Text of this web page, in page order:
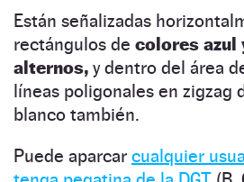
Están señalizadas
rectángulos de colores azul
alternos, y dentro del área
líneas poligonales en zigzag
blanco también.
Puede aparcar cualquier